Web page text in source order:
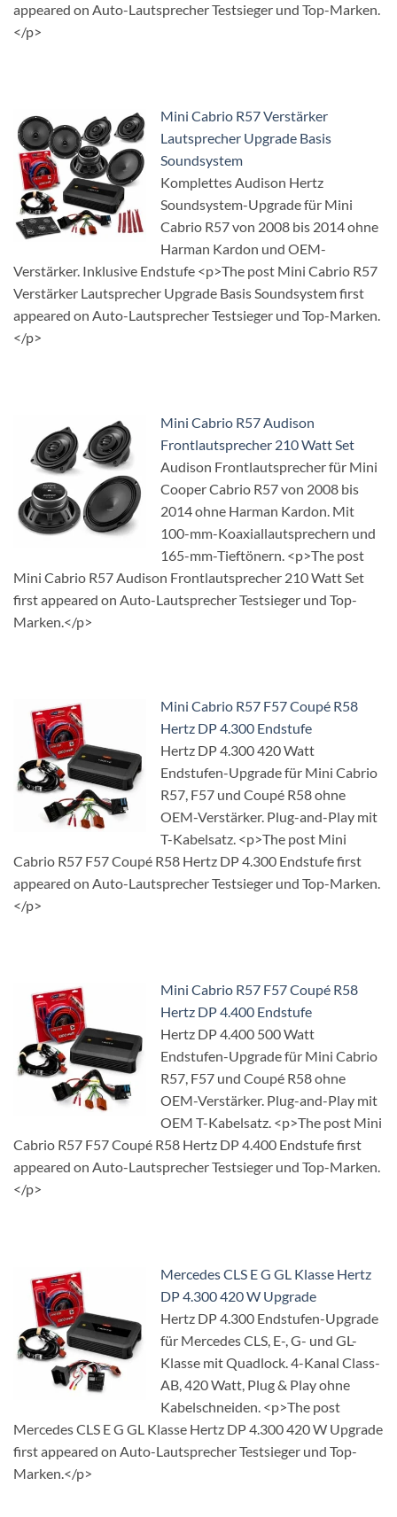
appeared on Auto-Lautsprecher Testsieger und Top-Marken.
</p>
Mini Cabrio R57 Verstärker
Lautsprecher Upgrade Basis
Soundsystem
Komplettes Audison Hertz
Soundsystem-Upgrade für Mini
Cabrio R57 von 2008 bis 2014 ohne
Harman Kardon und OEM-
Verstärker. Inklusive Endstufe <p>The post Mini Cabrio R57
Verstärker Lautsprecher Upgrade Basis Soundsystem first
appeared on Auto-Lautsprecher Testsieger und Top-Marken.
</p>
Mini Cabrio R57 Audison
Frontlautsprecher 210 Watt Set
Audison Frontlautsprecher für Mini
Cooper Cabrio R57 von 2008 bis
2014 ohne Harman Kardon. Mit
100-mm-Koaxiallautsprechern und
165-mm-Tieftönern. <p>The post
Mini Cabrio R57 Audison Frontlautsprecher 210 Watt Set
first appeared on Auto-Lautsprecher Testsieger und Top-
Marken.</p>
Mini Cabrio R57 F57 Coupé R58
Hertz DP 4.300 Endstufe
Hertz DP 4.300 420 Watt
Endstufen-Upgrade für Mini Cabrio
R57, F57 und Coupé R58 ohne
OEM-Verstärker. Plug-and-Play mit
T-Kabelsatz. <p>The post Mini
Cabrio R57 F57 Coupé R58 Hertz DP 4.300 Endstufe first
appeared on Auto-Lautsprecher Testsieger und Top-Marken.
</p>
Mini Cabrio R57 F57 Coupé R58
Hertz DP 4.400 Endstufe
Hertz DP 4.400 500 Watt
Endstufen-Upgrade für Mini Cabrio
R57, F57 und Coupé R58 ohne
OEM-Verstärker. Plug-and-Play mit
OEM T-Kabelsatz. <p>The post Mini
Cabrio R57 F57 Coupé R58 Hertz DP 4.400 Endstufe first
appeared on Auto-Lautsprecher Testsieger und Top-Marken.
</p>
Mercedes CLS E G GL Klasse Hertz
DP 4.300 420 W Upgrade
Hertz DP 4.300 Endstufen-Upgrade
für Mercedes CLS, E-, G- und GL-
Klasse mit Quadlock. 4-Kanal Class-
AB, 420 Watt, Plug & Play ohne
Kabelschneiden. <p>The post
Mercedes CLS E G GL Klasse Hertz DP 4.300 420 W Upgrade
first appeared on Auto-Lautsprecher Testsieger und Top-
Marken.</p>